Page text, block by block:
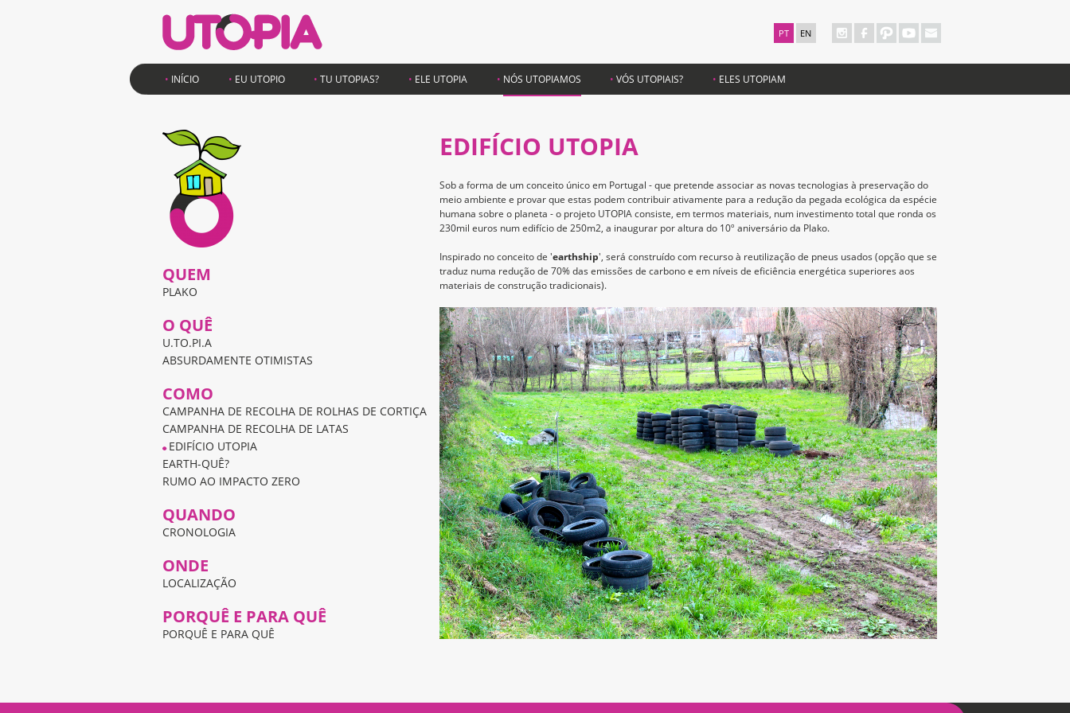
PT EN
INÍCIO EU UTOPIO TU UTOPIAS? ELE UTOPIA NÓS UTOPIAMOS VÓS UTOPIAIS? ELES UTOPIAM
QUEM
PLAKO
O QUÊ
U.TO.PI.A
ABSURDAMENTE OTIMISTAS
COMO
CAMPANHA DE RECOLHA DE ROLHAS DE CORTIÇA
CAMPANHA DE RECOLHA DE LATAS
EDIFÍCIO UTOPIA
EARTH-QUÊ?
RUMO AO IMPACTO ZERO
QUANDO
CRONOLOGIA
ONDE
LOCALIZAÇÃO
PORQUÊ E PARA QUÊ
PORQUÊ E PARA QUÊ
EDIFÍCIO UTOPIA
Sob a forma de um conceito único em Portugal - que pretende associar as novas tecnologias à preservação do
meio ambiente e provar que estas podem contribuir ativamente para a redução da pegada ecológica da espécie
humana sobre o planeta - o projeto UTOPIA consiste, em termos materiais, num investimento total que ronda os
230mil euros num edifício de 250m2, a inaugurar por altura do 10º aniversário da Plako.
Inspirado no conceito de 'earthship', será construído com recurso à reutilização de pneus usados (opção que se
traduz numa redução de 70% das emissões de carbono e em níveis de eficiência energética superiores aos
materiais de construção tradicionais).